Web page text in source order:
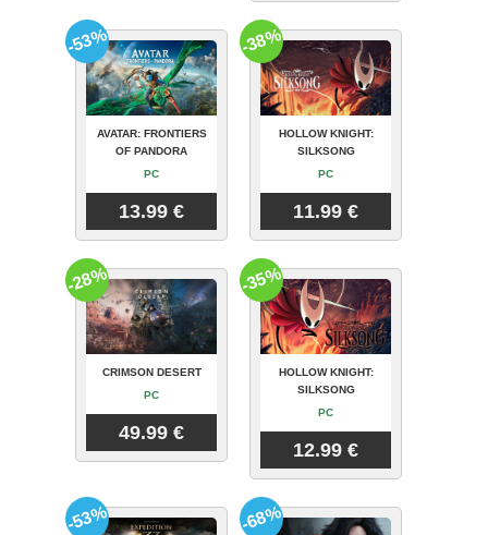
AVATAR: FRONTIERS
OF PANDORA
PC
13.99 €
-53%
HOLLOW KNIGHT:
SILKSONG
PC
11.99 €
-38%
CRIMSON DESERT
PC
49.99 €
-28%
HOLLOW KNIGHT:
SILKSONG
PC
12.99 €
-35%
-53% -68%